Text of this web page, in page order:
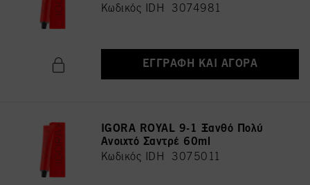
Κωδικός IDH 3074981
ΕΓΓΡΑΦΉ ΚΑΙ ΑΓΟΡΆ
IGORA ROYAL 9-1 Ξανθό Πολύ
Ανοιχτό Σαντρέ 60ml
Κωδικός IDH 3075011